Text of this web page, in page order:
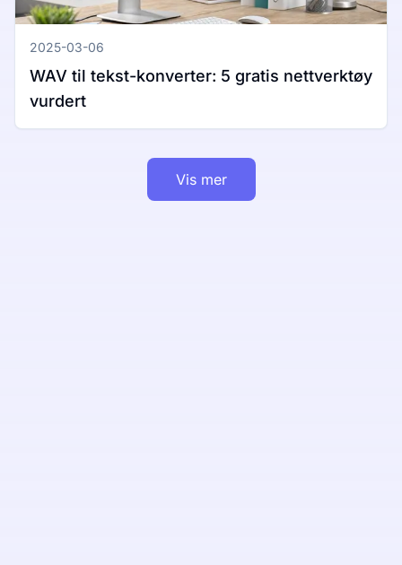
2025-03-06
WAV til tekst-konverter: 5 gratis nettverktøy
vurdert
Vis mer